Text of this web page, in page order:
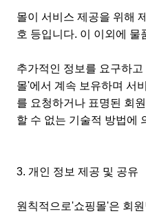
몰이 서비스 제공을 위해
호 등입니다. 이 이외에
추가적인 정보를 요구하
몰'에서 계속 보유하며 서
를 요청하거나 표명된 회
할 수 없는 기술적 방법에
3. 개인 정보 제공 및 공유
원칙적으로'쇼핑몰'은 회